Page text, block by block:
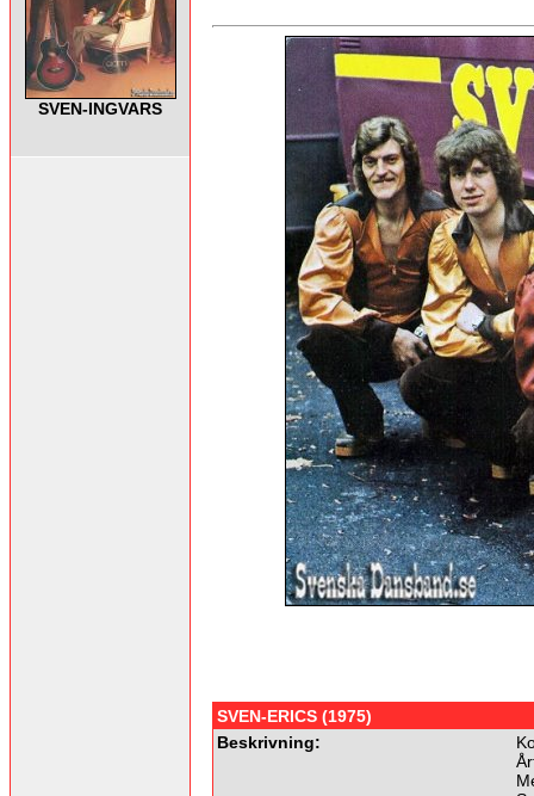
SVEN-INGVARS
SVEN-ERICS (1975)
Beskrivning: